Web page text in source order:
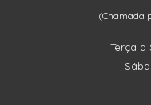
(Chamada
Terça a